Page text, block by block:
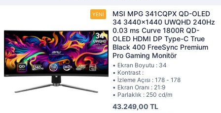
MSI MPG 341CQPX QD-OLED
34 3440x1440 UWQHD 240Hz
0.03 ms Curve 1800R QD-
OLED HDMI DP Type-C True
Black 400 FreeSync Premium
Pro Gaming Monitör
• Ekran Boyutu : 34
• Kontrast :
• İzleme Açısı : 178 - 178
• Ekran Oranı : 21:9
• Parlaklık : 250 cd/m
43.249,00 TL